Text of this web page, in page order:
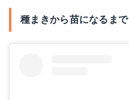
種まきから苗になるまで